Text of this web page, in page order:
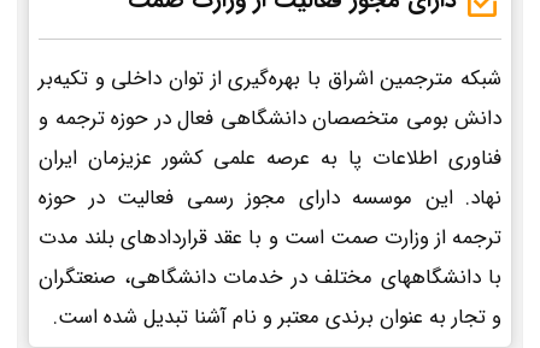
شبکه مترجمین اشراق با بهره‌گیری از توان داخلی و تکیه‌بر
دانش بومی متخصصان دانشگاهی فعال در حوزه ترجمه و
فناوری اطلاعات پا به عرصه علمی کشور عزیزمان ایران
نهاد. این موسسه دارای مجوز رسمی فعالیت در حوزه
ترجمه از وزارت صمت است و با عقد قراردادهای بلند مدت
با دانشگاههای مختلف در خدمات دانشگاهی، صنعتگران
و تجار به عنوان برندی معتبر و نام آشنا تبدیل شده است.